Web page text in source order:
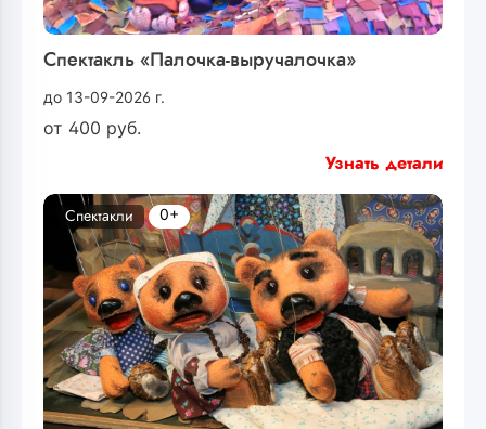
Спектакль «Палочка-выручалочка»
до 13-09-2026 г.
от 400 руб.
Узнать детали
Спектакли 0+